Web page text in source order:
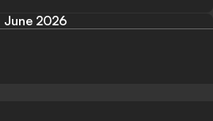
June 2026